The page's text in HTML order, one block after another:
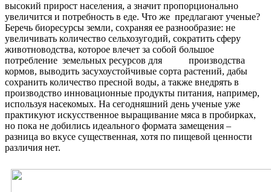
высокий прирост населения, а значит пропорционально
увеличится и потребность в еде. Что же предлагают ученые?
Беречь биоресурсы земли, сохраняя ее разнообразие: не
увеличивать количество сельхозугодий, сократить сферу
животноводства, которое влечет за собой большое
потребление земельных ресурсов для производства
кормов, выводить засухоустойчивые сорта растений, дабы
сохранить количество пресной воды, а также внедрять в
производство инновационные продукты питания, например,
используя насекомых. На сегодняшний день ученые уже
практикуют искусственное выращивание мяса в пробирках,
но пока не добились идеального формата замещения –
разница во вкусе существенная, хотя по пищевой ценности
различия нет.